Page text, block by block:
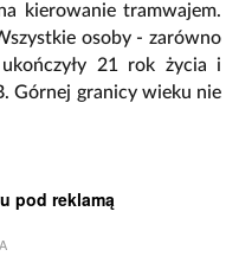
kierowanie tramwajem.
osoby - zarówno
21 rok życia i
Górnej granicy wieku nie
pod reklamą